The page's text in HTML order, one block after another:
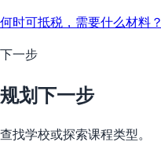
何时可抵税，需要什么材料？
下一步
规划下一步
查找学校或探索课程类型。